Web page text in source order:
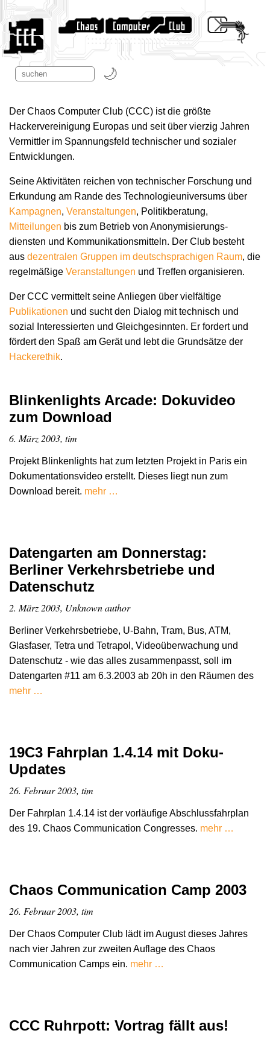
Der Chaos Computer Club (CCC) ist die größte
Hackervereinigung Europas und seit über vierzig Jahren
Vermittler im Spannungsfeld technischer und sozialer
Entwicklungen.
Seine Aktivitäten reichen von technischer Forschung und
Erkundung am Rande des Technologie­universums über
Kampagnen, Veranstaltungen, Politikberatung,
Mitteilungen bis zum Betrieb von Anonymisierungs­
diensten und Kommunikations­mitteln. Der Club besteht
aus dezentralen Gruppen im deutschsprachigen Raum, die
regelmäßige Veranstaltungen und Treffen organisieren.
Der CCC vermittelt seine Anliegen über vielfältige
Publikationen und sucht den Dialog mit technisch und
sozial Interessierten und Gleichgesinnten. Er fordert und
fördert den Spaß am Gerät und lebt die Grundsätze der
Hacker­ethik.
Blinkenlights Arcade: Dokuvideo
zum Download
6. März 2003, tim
Projekt Blinkenlights hat zum letzten Projekt in Paris ein
Dokumentationsvideo erstellt. Dieses liegt nun zum
Download bereit. mehr …
Datengarten am Donnerstag:
Berliner Verkehrsbetriebe und
Datenschutz
2. März 2003, Unknown author
Berliner Verkehrsbetriebe, U-Bahn, Tram, Bus, ATM,
Glasfaser, Tetra und Tetrapol, Videoüberwachung und
Datenschutz - wie das alles zusammenpasst, soll im
Datengarten #11 am 6.3.2003 ab 20h in den Räumen des
mehr …
19C3 Fahrplan 1.4.14 mit Doku-
Updates
26. Februar 2003, tim
Der Fahrplan 1.4.14 ist der vorläufige Abschlussfahrplan
des 19. Chaos Communication Congresses. mehr …
Chaos Communication Camp 2003
26. Februar 2003, tim
Der Chaos Computer Club lädt im August dieses Jahres
nach vier Jahren zur zweiten Auflage des Chaos
Communication Camps ein. mehr …
CCC Ruhrpott: Vortrag fällt aus!